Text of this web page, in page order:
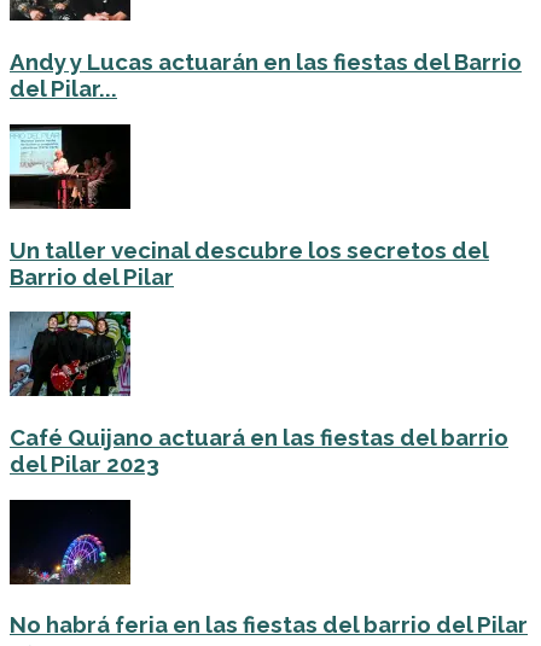
Andy y Lucas actuarán en las fiestas del Barrio
del Pilar...
Un taller vecinal descubre los secretos del
Barrio del Pilar
Café Quijano actuará en las fiestas del barrio
del Pilar 2023
No habrá feria en las fiestas del barrio del Pilar